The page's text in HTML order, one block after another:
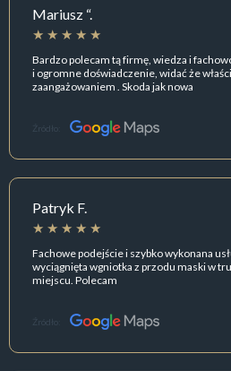
Mariusz “.
Bardzo polecam tą firmę, wiedza i
i ogromne doświadczenie, widać że
zaangażowaniem . Skoda jak nowa
Źródło:
Patryk F.
Fachowe podejście i szybko wykonana
wyciągnięta wgniotka z przodu maski w
miejscu. Polecam
Źródło: